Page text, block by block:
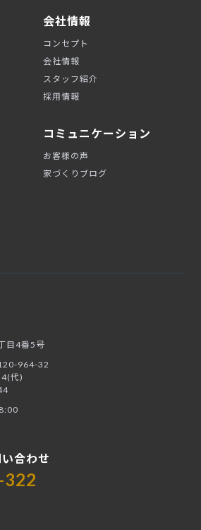
会社情報
コンセプト
会社情報
スタッフ紹介
採用情報
コミュニケーション
お客様の声
家づくりブログ
目4番5号
964-32
代)
合わせ